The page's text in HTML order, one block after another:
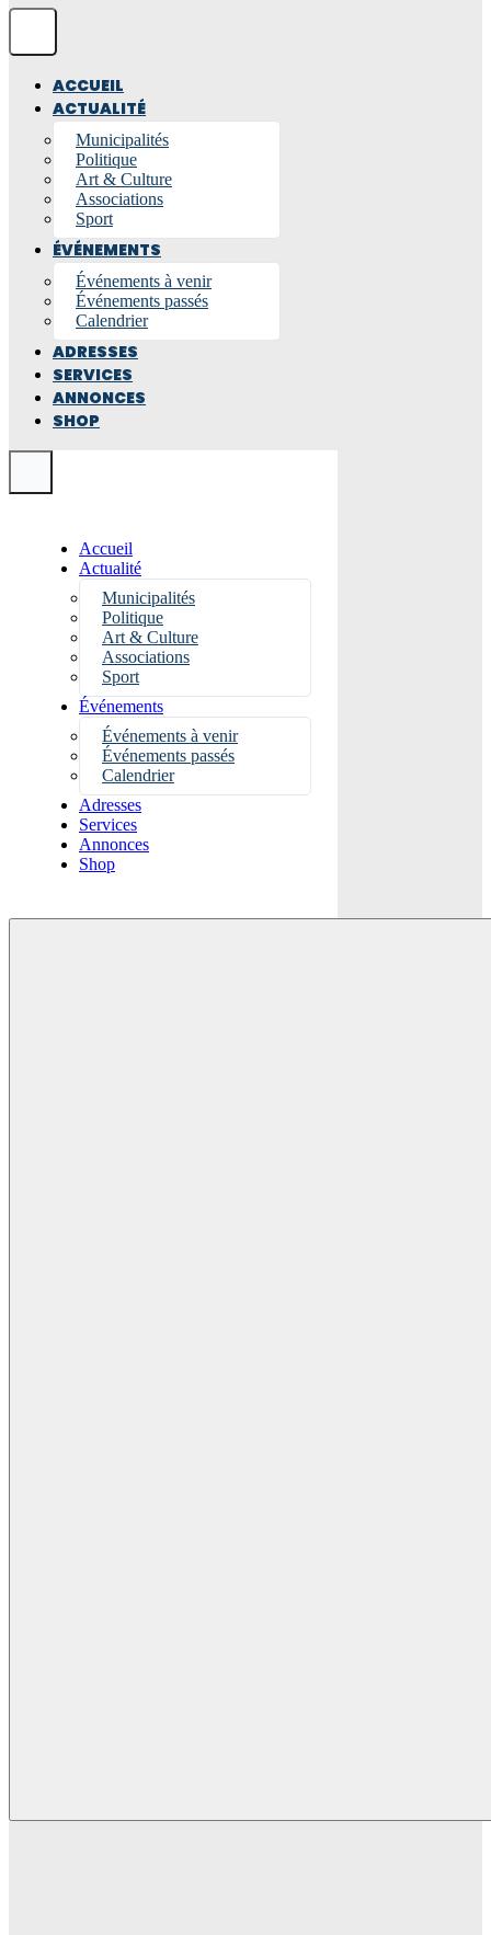
ACCUEIL
ACTUALITÉ
Municipalités
Politique
Art & Culture
Associations
Sport
ÉVÉNEMENTS
Événements à venir
Événements passés
Calendrier
ADRESSES
SERVICES
ANNONCES
SHOP
Accueil
Actualité
Municipalités
Politique
Art & Culture
Associations
Sport
Événements
Événements à venir
Événements passés
Calendrier
Adresses
Services
Annonces
Shop